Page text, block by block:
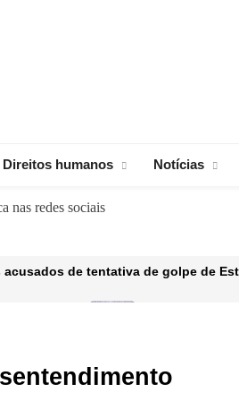
Direitos humanos Notícias
nas redes sociais
de tentativa de golpe de
para combater pela Rússia na